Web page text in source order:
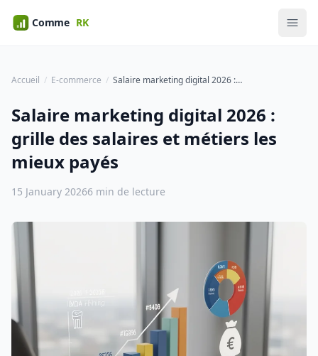
Accueil E-commerce Salaire marketing digital 2026 : grille des salaires et métiers les mieux payés
Salaire marketing digital 2026 :
grille des salaires et métiers les
mieux payés
15 January 20266 min de lecture